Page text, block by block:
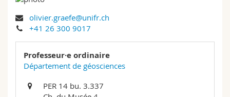
Recherche
Droit
Futurs étudiants
Ressources
Rechercher
Recherche avancée
olivier.graefe@unifr.ch
+41 26 300 9017
Professeur·e ordinaire
Département de géosciences
PER 14 bu. 3.337